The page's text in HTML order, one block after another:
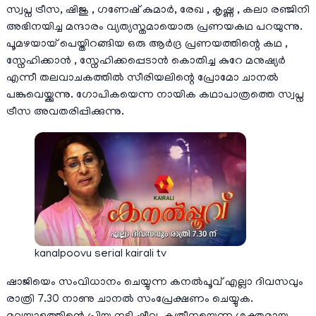
സ്വപ്ന ട്രീസ, ഷിജു , ഗണേഷ് കുമാര്‍, രേഖ , കൃഷ്ണ , കലാ രഞ്ജിനി
അഭിനയിച്ച മന്ദാരം വ്യത്യസ്തമായൊരു പ്രണയകഥ പറയുന്നു.
പൂമഴയായ് പെയ്തിറങ്ങിയ ഒരു ആര്‍ദ്ര പ്രണയത്തിന്റെ കഥ ,
സ്നേഹിക്കാന്‍ , സ്നേഹിക്കപ്പെടാന്‍ കൊതിച്ച കുറേ മനുഷ്യര്‍
എന്നീ തലവാചകത്തില്‍ സീരിയലിന്റെ പ്രോമോ ചാനല്‍
പങ്കുവെയ്ക്കുന്നു. ഗോപികയെന്ന നായിക കഥാപാത്രത്തെ സ്വപ്ന
ട്രീസ അവതരിപ്പിക്കുന്നു.
kanalpoovu serial kairali tv
ഷാജിയെം സംവിധാനം ചെയ്യുന്ന കനല്‍പൂവ് എല്ലാ ദിവസവും
രാത്രി 7.30 നാണു ചാനല്‍ സംപ്രേക്ഷണം ചെയ്യുക.